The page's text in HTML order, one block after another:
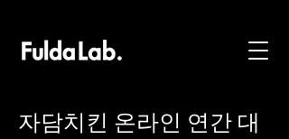
자담치킨 온라인 연간 대